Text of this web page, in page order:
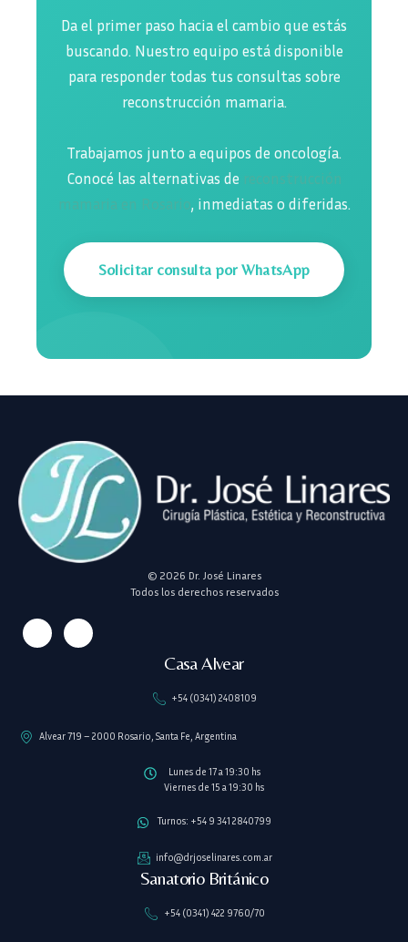
Da el primer paso hacia el cambio que estás
buscando. Nuestro equipo está disponible
para responder todas tus consultas sobre
reconstrucción mamaria.
Trabajamos junto a equipos de oncología.
Conocé las alternativas de reconstrucción
mamaria en Rosario, inmediatas o diferidas.
Solicitar consulta por WhatsApp
© 2026 Dr. José Linares
Todos los derechos reservados
Casa Alvear
+54 (0341) 2408109
Alvear 719 – 2000 Rosario, Santa Fe, Argentina
Lunes de 17 a 19:30 hs
Viernes de 15 a 19:30 hs
Turnos: +54 9 341 2840799
info@drjoselinares.com.ar
Sanatorio Británico
+54 (0341) 422 9760/70